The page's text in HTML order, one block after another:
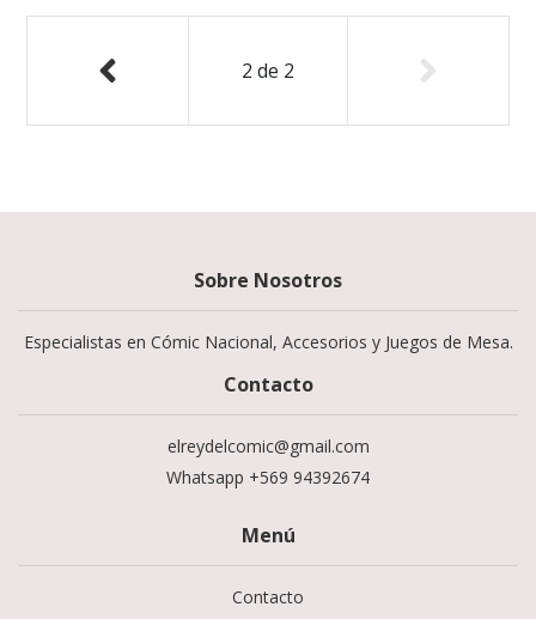
2 de 2
Sobre Nosotros
Especialistas en Cómic Nacional, Accesorios y Juegos de Mesa.
Contacto
elreydelcomic@gmail.com
Whatsapp +569 94392674
Menú
Contacto